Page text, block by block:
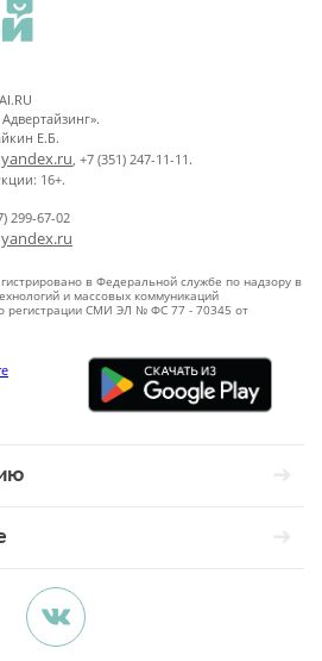
Е.Б.
, +7 (351) 247-11-11.
16+.
299-67-02
в Федеральной службе по надзору в
и массовых коммуникаций
регистрации СМИ ЭЛ № ФС 77 - 70345 от